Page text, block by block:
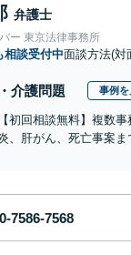
弁護士
ー 東京法律事務所
相談受付中面談方法(対
介護問題 事例
初回相談無料】複数
、肝がん、死亡事案